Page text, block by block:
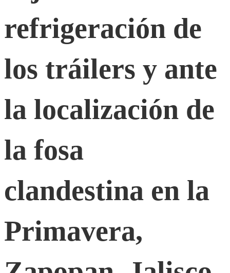
de
los
cuerpos
en
las
cajas
de
refrigeración
refrigeración de
los tráilers y ante
la localización de
la fosa
clandestina en la
Primavera,